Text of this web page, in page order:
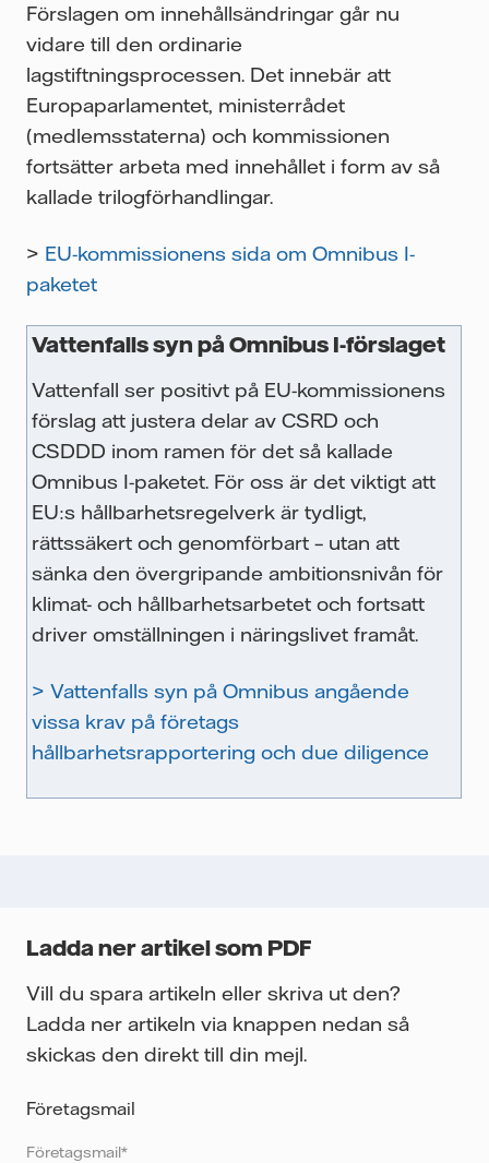
Förslagen om innehållsändringar går nu
vidare till den ordinarie
lagstiftningsprocessen. Det innebär att
Europaparlamentet, ministerrådet
(medlemsstaterna) och kommissionen
fortsätter arbeta med innehållet i form av så
kallade trilogförhandlingar.
> EU-kommissionens sida om Omnibus I-
paketet
Vattenfalls syn på Omnibus I-förslaget
Vattenfall ser positivt på EU-kommissionens
förslag att justera delar av CSRD och
CSDDD inom ramen för det så kallade
Omnibus I-paketet. För oss är det viktigt att
EU:s hållbarhetsregelverk är tydligt,
rättssäkert och genomförbart – utan att
sänka den övergripande ambitionsnivån för
klimat- och hållbarhetsarbetet och fortsatt
driver omställningen i näringslivet framåt.
> Vattenfalls syn på Omnibus angående
vissa krav på företags
hållbarhetsrapportering och due diligence
Ladda ner artikel som PDF
Vill du spara artikeln eller skriva ut den?
Ladda ner artikeln via knappen nedan så
skickas den direkt till din mejl.
Företagsmail